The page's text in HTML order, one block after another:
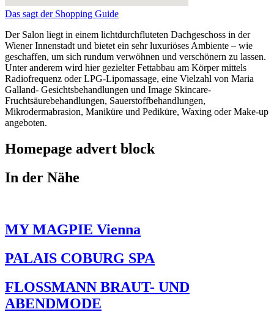
Das sagt der Shopping Guide
Der Salon liegt in einem lichtdurchfluteten Dachgeschoss in der
Wiener Innenstadt und bietet ein sehr luxuriöses Ambiente – wie
geschaffen, um sich rundum verwöhnen und verschönern zu lassen.
Unter anderem wird hier gezielter Fettabbau am Körper mittels
Radiofrequenz oder LPG-Lipomassage, eine Vielzahl von Maria
Galland- Gesichtsbehandlungen und Image Skincare-
Fruchtsäurebehandlungen, Sauerstoffbehandlungen,
Mikrodermabrasion, Maniküre und Pediküre, Waxing oder Make-up
angeboten.
Homepage advert block
In der Nähe
MY MAGPIE Vienna
PALAIS COBURG SPA
FLOSSMANN BRAUT- UND
ABENDMODE